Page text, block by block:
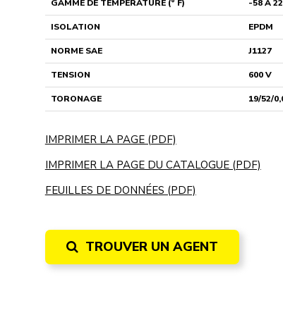
GAMME DE TEMPÉRATURE (° F) -58 À
ISOLATION EPDM
NORME SAE J1127
TENSION 600 V
TORONAGE 19/52/
IMPRIMER LA PAGE (PDF)
IMPRIMER LA PAGE DU CATALOGUE (PDF)
FEUILLES DE DONNÉES (PDF)
TROUVER UN AGENT